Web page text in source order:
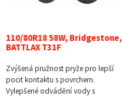
110/80R18 58W, Bridgestone,
BATTLAX T31F
Zvýšená pružnost pryže pro lepší
pocit kontaktu s povrchem.
Vylepšené odvádění vody s